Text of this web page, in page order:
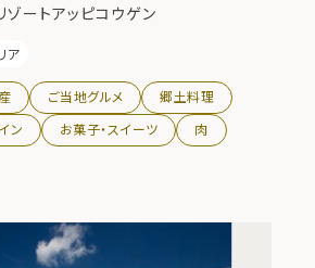
ゾートアッピコウゲン
ア
ご当地グルメ
郷土料理
ン
お菓子・スイーツ
肉